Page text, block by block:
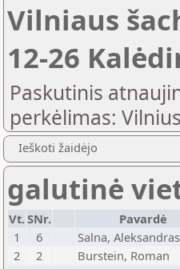
Vilniaus
12-26
Paskutinis
perkėlimas:
Ieškoti žaidėjo
galutinė
Vt.SNr. Pavardė
1
6 Salna, Aleksandras
2
2 Burstein, Roman